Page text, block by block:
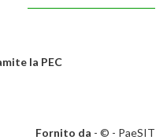
la PEC
Fornito da - © - PaeSIT